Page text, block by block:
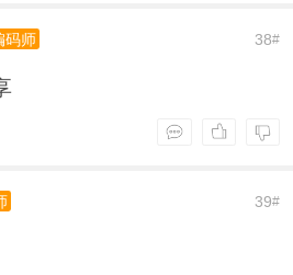
38#
码师
39#